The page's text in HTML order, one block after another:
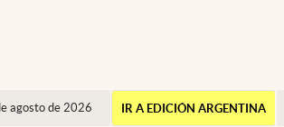
agosto de 2026 IR A EDICIÓN ARGENTINA